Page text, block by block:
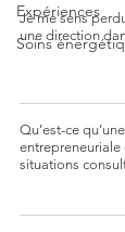
Expériences
Soins
Je me sens
une direction
Qu’est-ce
entrepreneuriale
situations